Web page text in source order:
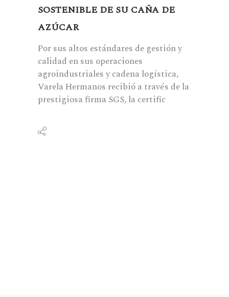
SOSTENIBLE DE SU CAÑA DE
AZÚCAR
Por sus altos estándares de gestión y
calidad en sus operaciones
agroindustriales y cadena logística,
Varela Hermanos recibió a través de la
prestigiosa firma SGS, la certific